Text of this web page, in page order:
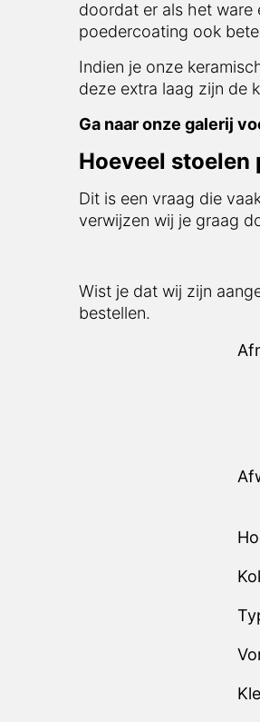
er als het ware een
beter beschermd tegen
Indien je onze
extra laag zijn de
Ga naar onze galerij
Hoeveel stoelen
Dit is een vraag die
verwijzen wij je graag
Wist je dat wij zijn